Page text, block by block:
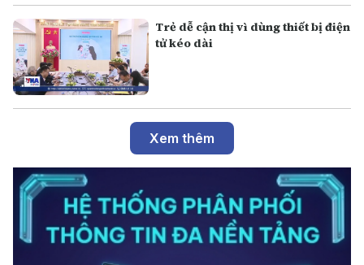
Trẻ dễ cận thị vì dùng thiết bị điện
tử kéo dài
Xem thêm